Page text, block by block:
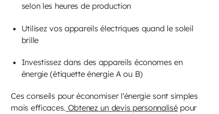
selon les heures de production
Utilisez vos appareils électriques quand le soleil
brille
Investissez dans des appareils économes en
énergie (étiquette énergie A ou B)
Ces conseils pour économiser l'énergie sont simples
mais efficaces. Obtenez un devis personnalisépour